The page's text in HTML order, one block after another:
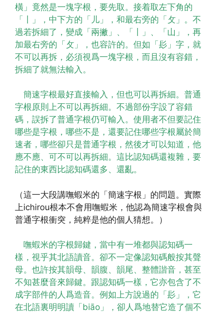
橫」竟然是一塊字根，要先取。接着取左下角的
「〡」，中下方的「儿」，和最右旁的「攵」。不
過若拆細了，變成「兩撇」、「〡」、「山」，再
加最右旁的「攵」，也容許的。但如「髟」字，就
不可以再拆，必須視爲一塊字根，而且沒有容錯，
拆細了就無法輸入。
簡速字根最好直接輸入，但也可以再拆細。普通
字根原則上不可以再拆細。不過部份字設了容錯
碼，誤拆了普通字根仍可輸入。使用者不但要記住
哪些是字根，哪些不是，還要記住哪些字根屬於簡
速者，哪些卻只是普通字根，然後才可以知道，他
應不應、可不可以再拆細。這比認知碼還複雜，要
記住的東西比認知碼還多、還亂。
（這一大段講嘸蝦米的「簡速字根」的問題。實際
上ichirou根本不會用嘸蝦米，他認為簡速字根會與
普通字根衝突，純粹是他的個人猜想。）
嘸蝦米的字根歸鍵，當中有一堆都與認知碼一
樣，視乎其北語讀音。卻不一定像認知碼般按其聲
母。也許按其韻母、韻腹、韻尾、整體諧音，甚至
不知甚麼音來歸鍵。跟認知碼一樣，它亦包含了不
成字部件的人爲造音。例如上方說過的「髟」，它
在北語裏明明讀「biāo」，卻人爲地替它造了個不